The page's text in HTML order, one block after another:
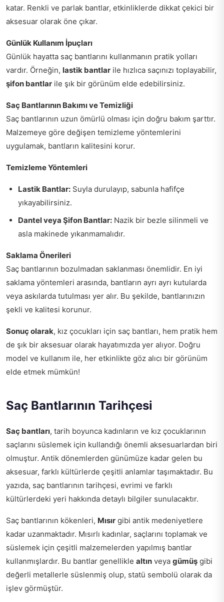
katar. Renkli ve parlak bantlar, etkinliklerde dikkat çekici bir
aksesuar olarak öne çıkar.
Günlük Kullanım İpuçları
Günlük hayatta saç bantlarını kullanmanın pratik yolları
vardır. Örneğin, lastik bantlar ile hızlıca saçınızı toplayabilir,
şifon bantlar ile şık bir görünüm elde edebilirsiniz.
Saç Bantlarının Bakımı ve Temizliği
Saç bantlarının uzun ömürlü olması için doğru bakım şarttır.
Malzemeye göre değişen temizleme yöntemlerini
uygulamak, bantların kalitesini korur.
Temizleme Yöntemleri
Lastik Bantlar: Suyla durulayıp, sabunla hafifçe
yıkayabilirsiniz.
Dantel veya Şifon Bantlar: Nazik bir bezle silinmeli ve
asla makinede yıkanmamalıdır.
Saklama Önerileri
Saç bantlarının bozulmadan saklanması önemlidir. En iyi
saklama yöntemleri arasında, bantların ayrı ayrı kutularda
veya askılarda tutulması yer alır. Bu şekilde, bantlarınızın
şekli ve kalitesi korunur.
Sonuç olarak, kız çocukları için saç bantları, hem pratik hem
de şık bir aksesuar olarak hayatımızda yer alıyor. Doğru
model ve kullanım ile, her etkinlikte göz alıcı bir görünüm
elde etmek mümkün!
Saç Bantlarının Tarihçesi
Saç bantları, tarih boyunca kadınların ve kız çocuklarının
saçlarını süslemek için kullandığı önemli aksesuarlardan biri
olmuştur. Antik dönemlerden günümüze kadar gelen bu
aksesuar, farklı kültürlerde çeşitli anlamlar taşımaktadır. Bu
yazıda, saç bantlarının tarihçesi, evrimi ve farklı
kültürlerdeki yeri hakkında detaylı bilgiler sunulacaktır.
Saç bantlarının kökenleri, Mısır gibi antik medeniyetlere
kadar uzanmaktadır. Mısırlı kadınlar, saçlarını toplamak ve
süslemek için çeşitli malzemelerden yapılmış bantlar
kullanmışlardır. Bu bantlar genellikle altın veya gümüş gibi
değerli metallerle süslenmiş olup, statü sembolü olarak da
işlev görmüştür.